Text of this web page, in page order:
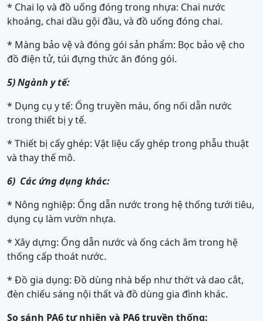
* Chai lọ và đồ uống đóng trong nhựa: Chai nước
khoáng, chai dầu gội đầu, và đồ uống đóng chai.
* Màng bảo vệ và đóng gói sản phẩm: Bọc bảo vệ cho
đồ điện tử, túi đựng thức ăn đóng gói.
5) Ngành y tế:
* Dụng cụ y tế: Ống truyền máu, ống nối dẫn nước
trong thiết bị y tế.
* Thiết bị cấy ghép: Vật liệu cấy ghép trong phẫu thuật
và thay thế mô.
6) Các ứng dụng khác:
* Nông nghiệp: Ống dẫn nước trong hệ thống tưới tiêu,
dụng cụ làm vườn nhựa.
* Xây dựng: Ống dẫn nước và ống cách âm trong hệ
thống cấp thoát nước.
* Đồ gia dụng: Đồ dùng nhà bếp như thớt và dao cắt,
đèn chiếu sáng nội thất và đồ dùng gia đình khác.
So sánh PA6 tự nhiên và PA6 truyền thống: